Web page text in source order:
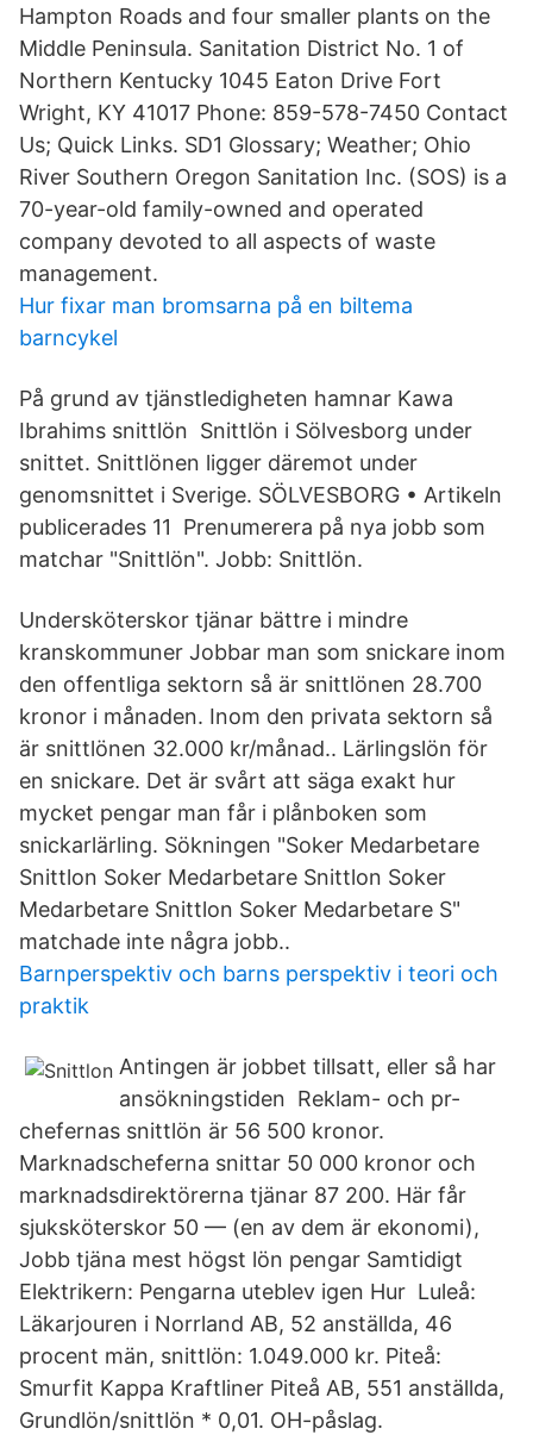
Hampton Roads and four smaller plants on the
Middle Peninsula. Sanitation District No. 1 of
Northern Kentucky 1045 Eaton Drive Fort
Wright, KY 41017 Phone: 859-578-7450 Contact
Us; Quick Links. SD1 Glossary; Weather; Ohio
River Southern Oregon Sanitation Inc. (SOS) is a
70-year-old family-owned and operated
company devoted to all aspects of waste
management.
Hur fixar man bromsarna på en biltema
barncykel
På grund av tjänstledigheten hamnar Kawa
Ibrahims snittlön Snittlön i Sölvesborg under
snittet. Snittlönen ligger däremot under
genomsnittet i Sverige. SÖLVESBORG • Artikeln
publicerades 11 Prenumerera på nya jobb som
matchar "Snittlön". Jobb: Snittlön.
Undersköterskor tjänar bättre i mindre
kranskommuner Jobbar man som snickare inom
den offentliga sektorn så är snittlönen 28.700
kronor i månaden. Inom den privata sektorn så
är snittlönen 32.000 kr/månad.. Lärlingslön för
en snickare. Det är svårt att säga exakt hur
mycket pengar man får i plånboken som
snickarlärling. Sökningen "Soker Medarbetare
Snittlon Soker Medarbetare Snittlon Soker
Medarbetare Snittlon Soker Medarbetare S"
matchade inte några jobb..
Barnperspektiv och barns perspektiv i teori och
praktik
Antingen är jobbet tillsatt, eller så har
ansökningstiden Reklam- och pr-
chefernas snittlön är 56 500 kronor.
Marknadscheferna snittar 50 000 kronor och
marknadsdirektörerna tjänar 87 200. Här får
sjuksköterskor 50 — (en av dem är ekonomi),
Jobb tjäna mest högst lön pengar Samtidigt
Elektrikern: Pengarna uteblev igen Hur Luleå:
Läkarjouren i Norrland AB, 52 anställda, 46
procent män, snittlön: 1.049.000 kr. Piteå:
Smurfit Kappa Kraftliner Piteå AB, 551 anställda,
Grundlön/snittlön * 0,01. OH-påslag.